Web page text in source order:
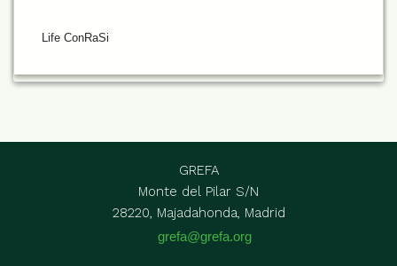
Life ConRaSi
GREFA
Monte del Pilar S/N
28220, Majadahonda, Madrid
grefa@grefa.org